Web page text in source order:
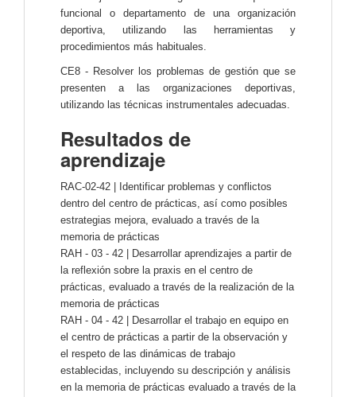
funcional o departamento de una organización
deportiva, utilizando las herramientas y
procedimientos más habituales.
CE8 - Resolver los problemas de gestión que se
presenten a las organizaciones deportivas,
utilizando las técnicas instrumentales adecuadas.
Resultados de
aprendizaje
RAC-02-42 | Identificar problemas y conflictos
dentro del centro de prácticas, así como posibles
estrategias mejora, evaluado a través de la
memoria de prácticas
RAH - 03 - 42 | Desarrollar aprendizajes a partir de
la reflexión sobre la praxis en el centro de
prácticas, evaluado a través de la realización de la
memoria de prácticas
RAH - 04 - 42 | Desarrollar el trabajo en equipo en
el centro de prácticas a partir de la observación y
el respeto de las dinámicas de trabajo
establecidas, incluyendo su descripción y análisis
en la memoria de prácticas evaluado a través de la